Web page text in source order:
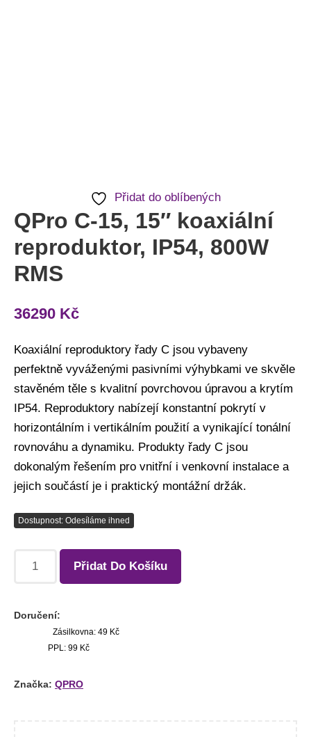
Přidat do oblíbených
QPro C-15, 15″ koaxiální
reproduktor, IP54, 800W
RMS
36290 Kč
Koaxiální reproduktory řady C jsou vybaveny
perfektně vyváženými pasivními výhybkami ve skvěle
stavěném těle s kvalitní povrchovou úpravou a krytím
IP54. Reproduktory nabízejí konstantní pokrytí v
horizontálním i vertikálním použití a vynikající tonální
rovnováhu a dynamiku. Produkty řady C jsou
dokonalým řešením pro vnitřní i venkovní instalace a
jejich součástí je i praktický montážní držák.
Dostupnost: Odesíláme ihned
Přidat Do Košíku
Doručení:
Zásilkovna: 49 Kč
PPL: 99 Kč
Značka: QPRO